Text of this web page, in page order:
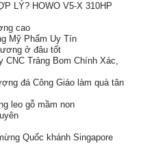
LÝ? HOWO V5-X 310HP
cao
Mỹ Phẩm Uy Tín
ở đâu tốt
CNC Trảng Bom Chính Xác,
đá Công Giáo làm quà tân
leo gỗ mầm non
Quốc khánh Singapore